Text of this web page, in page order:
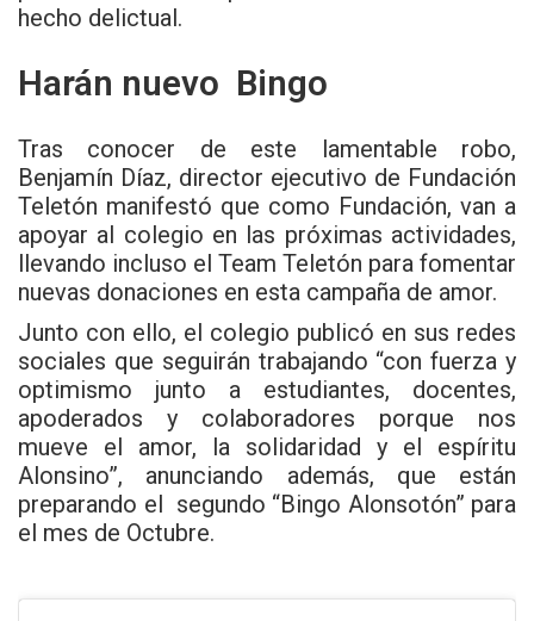
hecho delictual.
Harán nuevo Bingo
Tras conocer de este lamentable robo,
Benjamín Díaz, director ejecutivo de Fundación
Teletón manifestó que como Fundación, van a
apoyar al colegio en las próximas actividades,
llevando incluso el Team Teletón para fomentar
nuevas donaciones en esta campaña de amor.
Junto con ello, el colegio publicó en sus redes
sociales que seguirán trabajando “con fuerza y
optimismo junto a estudiantes, docentes,
apoderados y colaboradores porque nos
mueve el amor, la solidaridad y el espíritu
Alonsino”, anunciando además, que están
preparando el segundo “Bingo Alonsotón” para
el mes de Octubre.